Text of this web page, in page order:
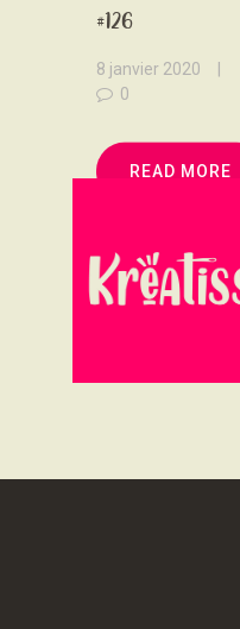
#126
8 janvier 2020
0
READ MORE